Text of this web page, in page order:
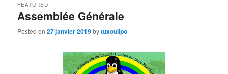
Assemblée Générale
FEATURED
Posted on27 janvier 2019bytuxoulipo